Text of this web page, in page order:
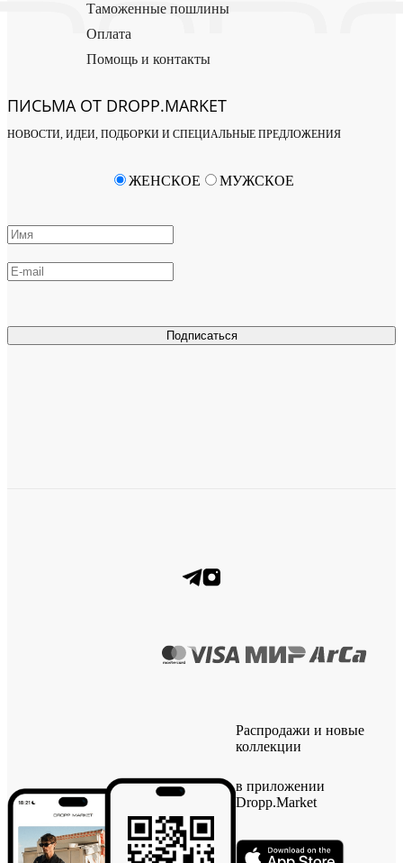
Таможенные пошлины
Оплата
Помощь и контакты
ПИСЬМА ОТ DROPP.MARKET
НОВОСТИ, ИДЕИ, ПОДБОРКИ И СПЕЦИАЛЬНЫЕ ПРЕДЛОЖЕНИЯ
Подписаться
ЖЕНСКОЕ МУЖСКОЕ
Распродажи и новые
коллекции
в приложении
Dropp.Market